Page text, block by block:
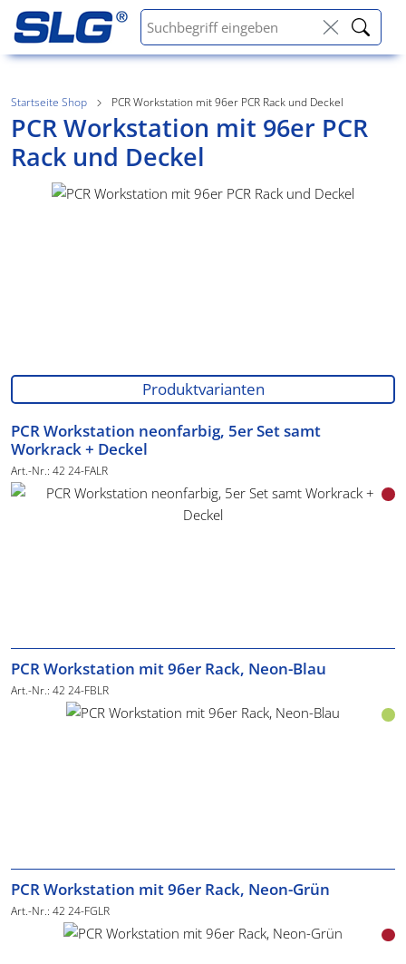
Startseite Shop PCR Workstation mit 96er PCR Rack und Deckel
PCR Workstation mit 96er PCR
Rack und Deckel
Produktvarianten
PCR Workstation neonfarbig, 5er Set samt
Workrack + Deckel
Art.-Nr.: 42 24-FALR
PCR Workstation mit 96er Rack, Neon-Blau
Art.-Nr.: 42 24-FBLR
PCR Workstation mit 96er Rack, Neon-Grün
Art.-Nr.: 42 24-FGLR